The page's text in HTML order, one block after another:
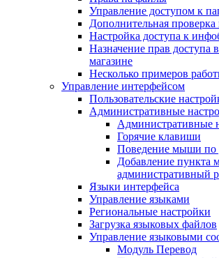
Управление доступом к
Дополнительная проверка
Настройка доступа к
Назначение прав доступа
магазине
Несколько примеров
Управление интерфейсом
Пользовательские
Административные
Административные
Горячие клавиши
Поведение мыши по
Добавление пункта
административный
Языки интерфейса
Управление языками
Региональные настройки
Загрузка языковых файлов
Управление языковыми
Mодуль Перевод